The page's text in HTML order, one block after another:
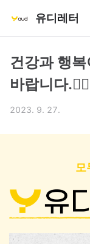
유디레터
건강과 행
바랍니다.🙇‍♂
2023. 9. 27.
모